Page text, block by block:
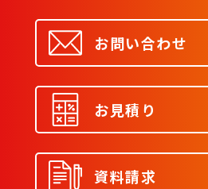
お問い合わせ
お見積り
資料請求